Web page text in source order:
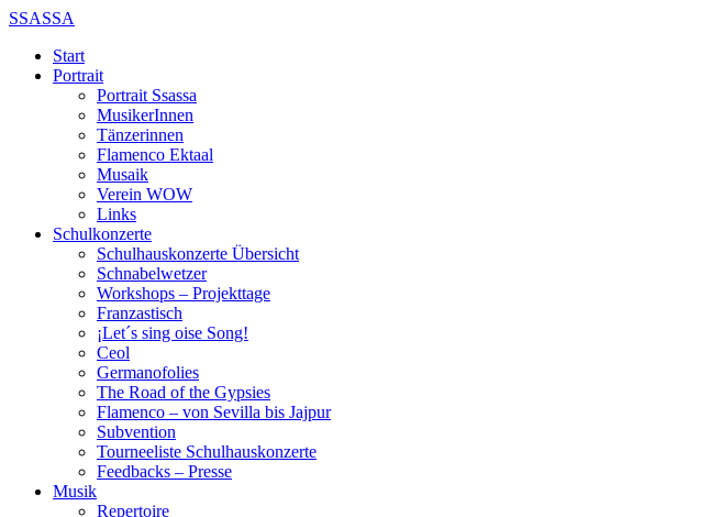
SSASSA
Start
Portrait
Portrait Ssassa
MusikerInnen
Tänzerinnen
Flamenco Ektaal
Musaik
Verein WOW
Links
Schulkonzerte
Schulhauskonzerte Übersicht
Schnabelwetzer
Workshops – Projekttage
Franzastisch
¡Let´s sing oise Song!
Ceol
Germanofolies
The Road of the Gypsies
Flamenco – von Sevilla bis Jajpur
Subvention
Tourneeliste Schulhauskonzerte
Feedbacks – Presse
Musik
Repertoire